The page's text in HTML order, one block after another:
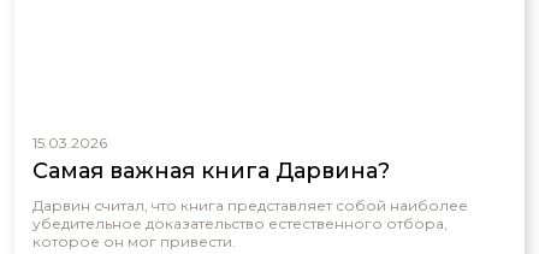
15.03.2026
Самая важная книга Дарвина?
Дарвин считал, что книга представляет собой наиболее
убедительное доказательство естественного отбора,
которое он мог привести.